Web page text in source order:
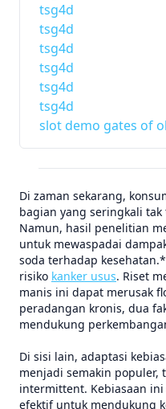
tsg4d
tsg4d
tsg4d
tsg4d
tsg4d
tsg4d
slot demo gates of
Di zaman sekarang,
bagian yang seringkali
Namun, hasil penelitian
untuk mewaspadai
soda terhadap
risiko kanker usus. Riset
manis ini dapat merusak
peradangan kronis, dua
mendukung
Di sisi lain, adaptasi
menjadi semakin populer,
intermittent. Kebiasaan
efektif untuk mendukung